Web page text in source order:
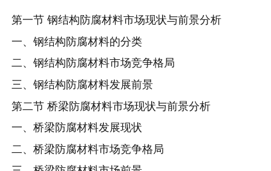
第一节 钢结构防腐材料市场现状与前景分析
一、钢结构防腐材料的分类
二、钢结构防腐材料市场竞争格局
三、钢结构防腐材料发展前景
第二节 桥梁防腐材料市场现状与前景分析
一、桥梁防腐材料发展现状
二、桥梁防腐材料市场竞争格局